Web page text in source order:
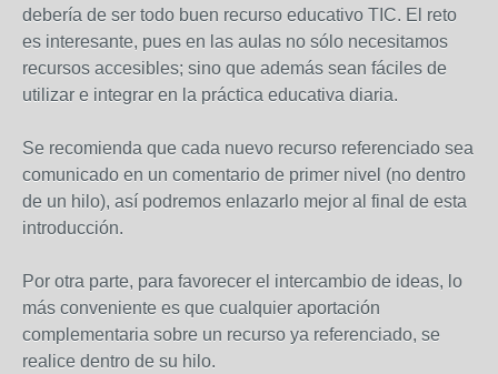
debería de ser todo buen recurso educativo TIC. El reto
es interesante, pues en las aulas no sólo necesitamos
recursos accesibles; sino que además sean fáciles de
utilizar e integrar en la práctica educativa diaria.
Se recomienda que cada nuevo recurso referenciado sea
comunicado en un comentario de primer nivel (no dentro
de un hilo), así podremos enlazarlo mejor al final de esta
introducción.
Por otra parte, para favorecer el intercambio de ideas, lo
más conveniente es que cualquier aportación
complementaria sobre un recurso ya referenciado, se
realice dentro de su hilo.